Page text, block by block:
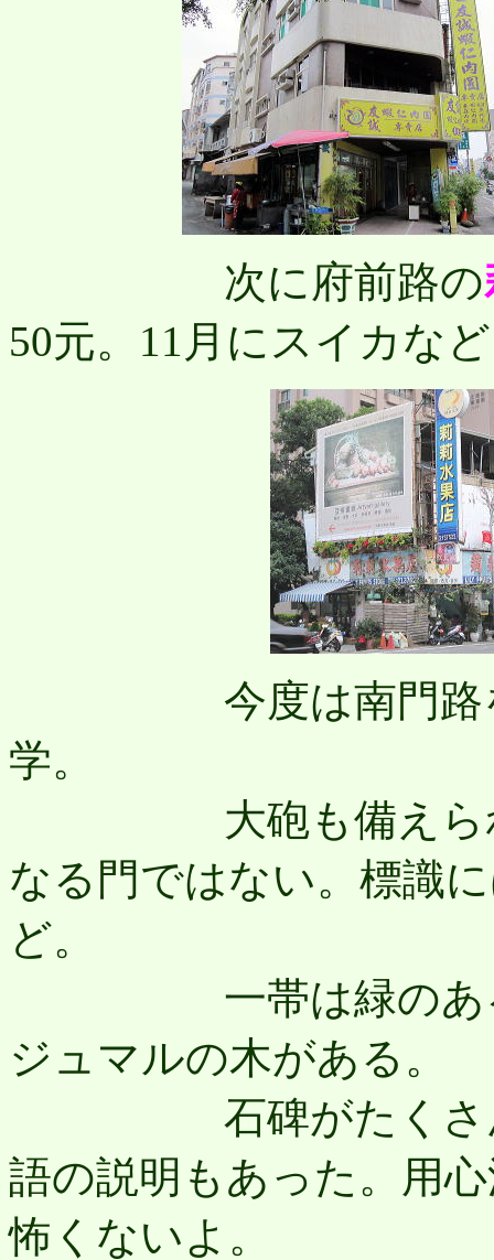
次に府前路の
50元。11月にスイカな
今度は南門路を進
学。
大砲も備えられて
なる門ではない。標識
ど。
一帯は緑のある公
ジュマルの木がある。
石碑がたくさん並
語の説明もあった。用
怖くないよ。